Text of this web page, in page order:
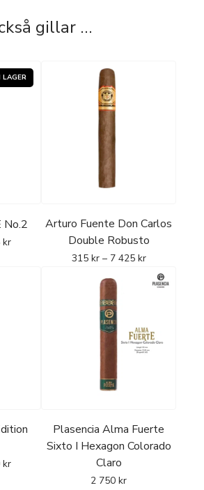
gillar …
No.2
kr
Arturo Fuente Don Carlos
Double Robusto
315 kr – 7 425 kr
kr
Plasencia Alma Fuerte
Sixto I Hexagon Colorado
Claro
2 750 kr